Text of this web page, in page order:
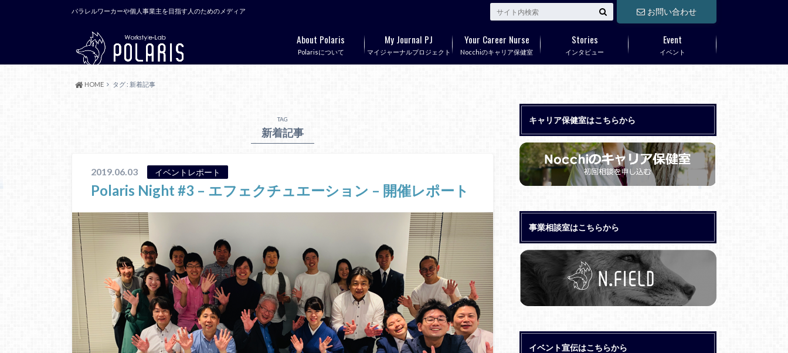
パラレルワーカーや個人事業主を目指す人のためのメディア お問い合わせ
Polarisについて
About Polaris
マイジャーナルプロジェクト
My Journal PJ
Nocchiのキャリア保健室
Your Career Nurse
インタビュー
Stories
イベント
Event
HOME タグ : 新着記事
TAG
新着記事
2019.06.03 イベントレポート
Polaris Night #3 – エフェクチュエーション – 開催レポート
キャリア保健室はこちらから
事業相談室はこちらから
イベント宣伝はこちらから